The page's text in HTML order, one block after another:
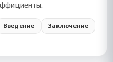
Введение Заключение